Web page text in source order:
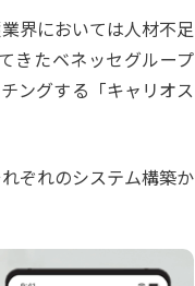
界においては人材不足
きたベネッセグループ
ングする「キャリオス
ぞれのシステム構築か